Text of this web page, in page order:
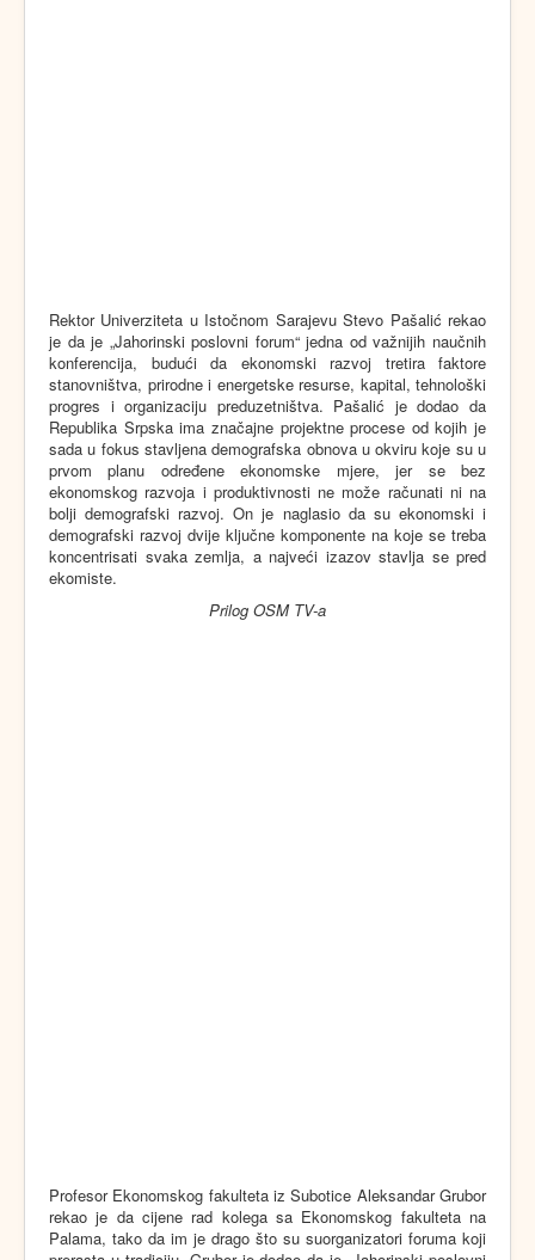
Rektor Univerziteta u Istočnom Sarajevu Stevo Pašalić rekao
je da je „Jahorinski poslovni forum“ jedna od važnijih naučnih
konferencija, budući da ekonomski razvoj tretira faktore
stanovništva, prirodne i energetske resurse, kapital, tehnološki
progres i organizaciju preduzetništva. Pašalić je dodao da
Republika Srpska ima značajne projektne procese od kojih je
sada u fokus stavljena demografska obnova u okviru koje su u
prvom planu određene ekonomske mjere, jer se bez
ekonomskog razvoja i produktivnosti ne može računati ni na
bolji demografski razvoj. On je naglasio da su ekonomski i
demografski razvoj dvije ključne komponente na koje se treba
koncentrisati svaka zemlja, a najveći izazov stavlja se pred
ekomiste.
Prilog OSM TV-a
Profesor Ekonomskog fakulteta iz Subotice Aleksandar Grubor
rekao je da cijene rad kolega sa Ekonomskog fakulteta na
Palama, tako da im je drago što su suorganizatori foruma koji